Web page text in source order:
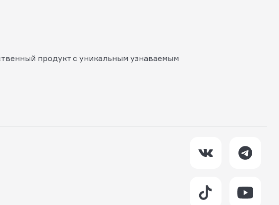
продукт с уникальным узнаваемым